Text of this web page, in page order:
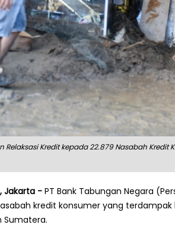
Relaksasi Kredit kepada 22.879 Nasabah
Jakarta - PT Bank Tabungan Negara
kredit konsumer yang
Sumatera.